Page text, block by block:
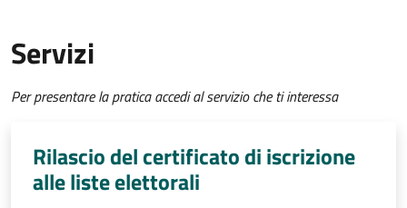
Servizi
Per presentare la pratica accedi al servizio che ti interessa
Rilascio del certificato di iscrizione
alle liste elettorali